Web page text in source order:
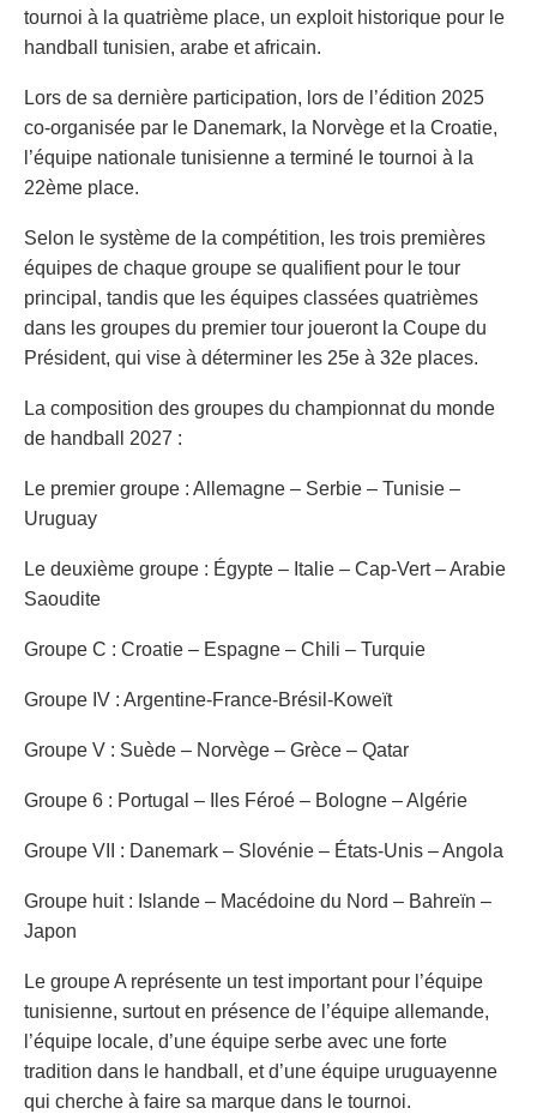
tournoi à la quatrième place, un exploit historique pour le
handball tunisien, arabe et africain.
Lors de sa dernière participation, lors de l’édition 2025
co-organisée par le Danemark, la Norvège et la Croatie,
l’équipe nationale tunisienne a terminé le tournoi à la
22ème place.
Selon le système de la compétition, les trois premières
équipes de chaque groupe se qualifient pour le tour
principal, tandis que les équipes classées quatrièmes
dans les groupes du premier tour joueront la Coupe du
Président, qui vise à déterminer les 25e à 32e places.
La composition des groupes du championnat du monde
de handball 2027 :
Le premier groupe : Allemagne – Serbie – Tunisie –
Uruguay
Le deuxième groupe : Égypte – Italie – Cap-Vert – Arabie
Saoudite
Groupe C : Croatie – Espagne – Chili – Turquie
Groupe IV : Argentine-France-Brésil-Koweït
Groupe V : Suède – Norvège – Grèce – Qatar
Groupe 6 : Portugal – Iles Féroé – Bologne – Algérie
Groupe VII : Danemark – Slovénie – États-Unis – Angola
Groupe huit : Islande – Macédoine du Nord – Bahreïn –
Japon
Le groupe A représente un test important pour l’équipe
tunisienne, surtout en présence de l’équipe allemande,
l’équipe locale, d’une équipe serbe avec une forte
tradition dans le handball, et d’une équipe uruguayenne
qui cherche à faire sa marque dans le tournoi.